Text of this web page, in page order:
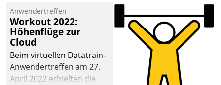
Mammutprojekte
meistern und Workloads
wuppen – bei zunehmend
anspruchsvollen
Aufgaben und
abnehmendem
Anwendertreffen
Workout 2022:
Höhenflüge zur
Cloud
Beim virtuellen Datatrain-
Anwendertreffen am 27.
April 2022 erhielten die